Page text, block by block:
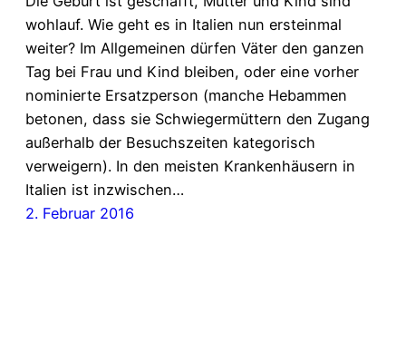
wohlauf. Wie geht es in Italien nun ersteinmal
weiter? Im Allgemeinen dürfen Väter den ganzen
Tag bei Frau und Kind bleiben, oder eine vorher
nominierte Ersatzperson (manche Hebammen
betonen, dass sie Schwiegermüttern den Zugang
außerhalb der Besuchszeiten kategorisch
verweigern). In den meisten Krankenhäusern in
Italien ist inzwischen…
2. Februar 2016